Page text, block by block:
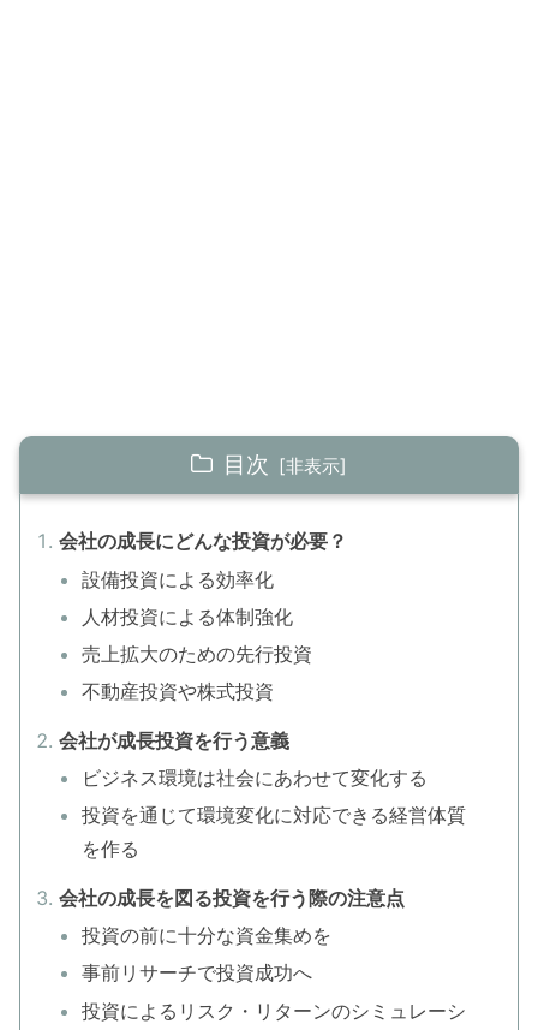
目次
会社の成長にどんな投資が必要？
設備投資による効率化
人材投資による体制強化
売上拡大のための先行投資
不動産投資や株式投資
会社が成長投資を行う意義
ビジネス環境は社会にあわせて変化する
投資を通じて環境変化に対応できる経営体質
を作る
会社の成長を図る投資を行う際の注意点
投資の前に十分な資金集めを
事前リサーチで投資成功へ
投資によるリスク・リターンのシミュレーシ